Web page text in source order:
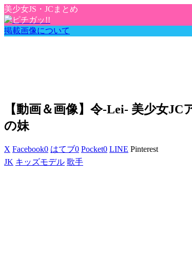
美少女JS・JCまとめ
掲載画像について
【動画＆画像】令-Lei- 美少女
の妹
X Facebook0 はてブ0 Pocket0 LINE Pinterest
JK キッズモデル 歌手